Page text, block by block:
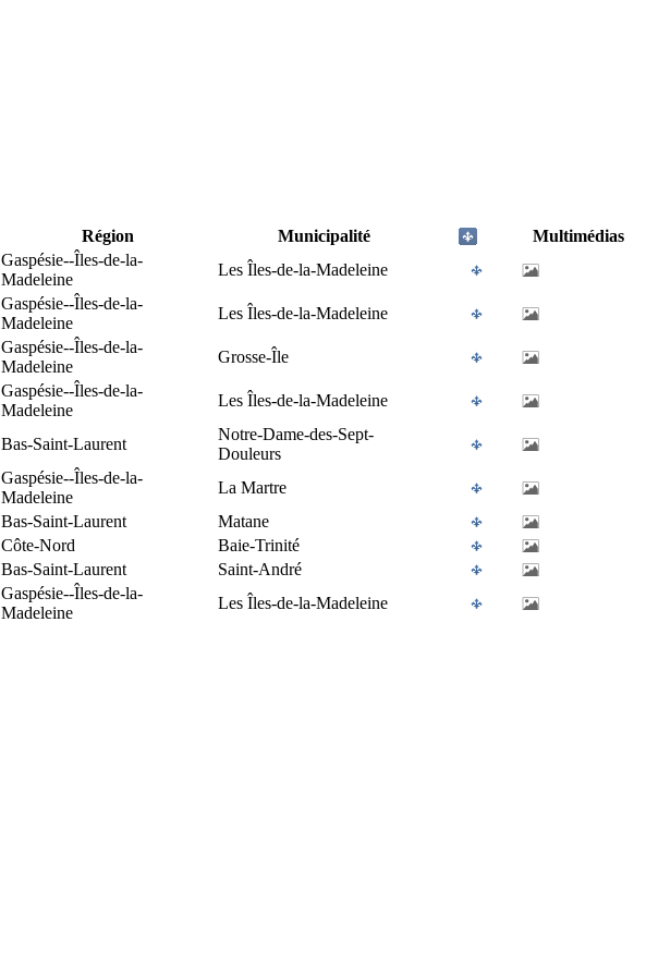
Région Municipalité
Multimédias
Gaspésie--Îles-de-la-
Madeleine
Les Îles-de-la-Madeleine
Gaspésie--Îles-de-la-
Madeleine
Les Îles-de-la-Madeleine
Gaspésie--Îles-de-la-
Madeleine
Grosse-Île
Gaspésie--Îles-de-la-
Madeleine
Les Îles-de-la-Madeleine
Bas-Saint-Laurent
Notre-Dame-des-Sept-
Douleurs
Gaspésie--Îles-de-la-
Madeleine
La Martre
Bas-Saint-Laurent
Matane
Côte-Nord
Baie-Trinité
Bas-Saint-Laurent
Saint-André
Gaspésie--Îles-de-la-
Madeleine
Les Îles-de-la-Madeleine